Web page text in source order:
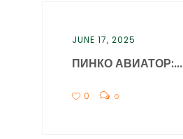
JUNE 17, 2025
ПИНКО АВИАТОР:...
0 0